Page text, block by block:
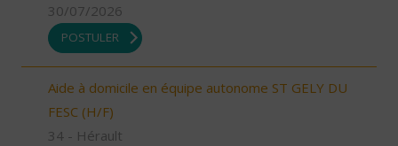
30/07/2026
POSTULER
Aide à domicile en équipe autonome ST GELY DU
FESC (H/F)
34 - Hérault